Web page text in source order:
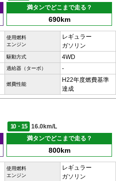
満タンでどこまで走る？
690km
使用燃料
エンジン
レギュラー
ガソリン
駆動方式 4WD
過給器（ターボ） -
燃費性能
H22年度燃費基準
達成
10・15
16.0km/L
満タンでどこまで走る？
800km
使用燃料
エンジン
レギュラー
ガソリン